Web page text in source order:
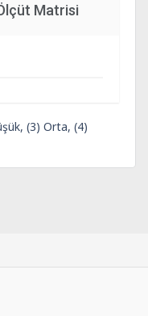
Matrisi
(3) Orta, (4)